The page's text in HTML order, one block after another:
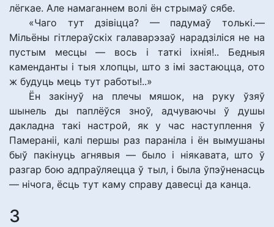
лёгкае. Але намаганнем волі ён стрымаў сябе.
«Чаго тут дзівіцца? — падумаў толькі.—
Мільёны гітлераўскіх галаварэзаў нарадзіліся не на
пустым месцы — вось і таткі іхнія!.. Бедныя
каменданты і тыя хлопцы, што з імі застаюцца, ото
ж будуць мець тут работы!..»
Ён закінуў на плечы мяшок, на руку ўзяў
шынель ды паплёўся зноў, адчуваючы ў душы
дакладна такі настрой, як у час наступлення ў
Памераніі, калі першы раз параніла і ён вымушаны
быў пакінуць агнявыя — было і ніякавата, што ў
разгар бою адпраўляецца ў тыл, і была ўпэўненасць
— нічога, ёсць тут каму справу давесці да канца.
3